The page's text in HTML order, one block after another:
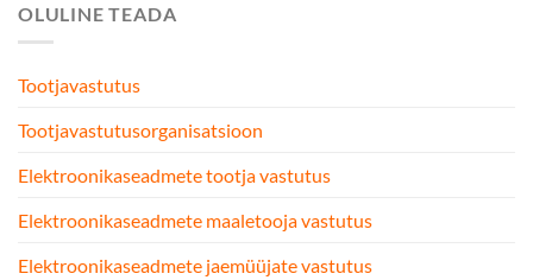
OLULINE TEADA
Tootjavastutus
Tootjavastutusorganisatsioon
Elektroonikaseadmete tootja vastutus
Elektroonikaseadmete maaletooja vastutus
Elektroonikaseadmete jaemüüjate vastutus